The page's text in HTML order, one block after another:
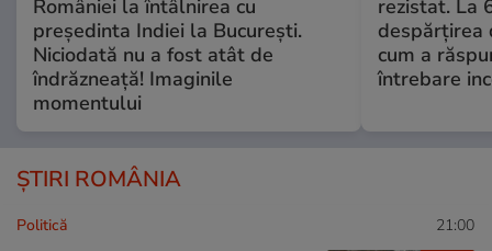
României la întâlnirea cu
președinta Indiei la București.
Niciodată nu a fost atât de
îndrăzneață! Imaginile
momentului
rezistat. La
despărțirea
cum a
întrebare
ȘTIRI ROMÂNIA
Politică 21:00